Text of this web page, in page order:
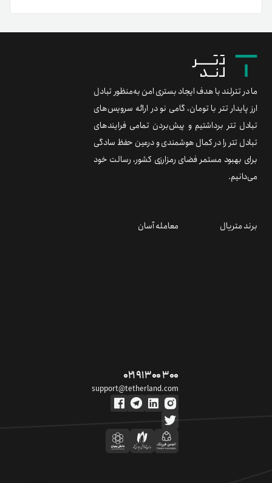
ما در تترلند با هدف ایجاد بستری امن به‌منظور تبادل
ارز پایدار تتر با تومان، گامی نو در ارائه سرویس‌های
تبادل تتر برداشتیم و پیش‌بردن تمامی فرایندهای
تبادل تتر را در کمال هوشمندی و درعین حفظ سادگی
برای بهبود مستمر فضای رمزارزی کشور، رسالت خود
می‌دانیم.
برند متریال معامله آسان
۰۲۱ ۹۱ ۳۰۰ ۳۰۰
support@tetherland.com